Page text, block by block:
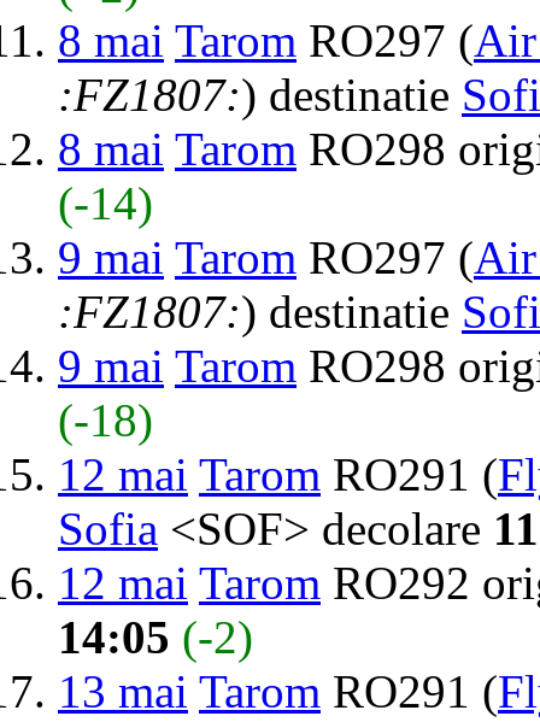
8 mai Tarom RO297 (
:FZ1807:) destinatie
8 mai Tarom RO298
(-14)
9 mai Tarom RO297 (
:FZ1807:) destinatie
9 mai Tarom RO298
(-18)
12 mai Tarom RO291 (
Sofia <SOF> decolare
12 mai Tarom RO292
14:05 (-2)
13 mai Tarom RO291 (